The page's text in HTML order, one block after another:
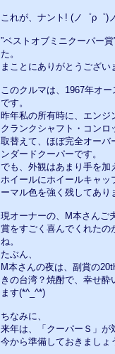
これが、ナント! (ノ゜ρ゜)
”ベストオブミニクーパー
た。
まことにありがとうござい
このクルマは、1967年オ
です。
昨年私の所有時に、エンジ
クランクシャフト・コンロ
取替えて、ほぼ完全オーバ
ンダードクーパーです。
でも、外観はあまり手を加
ホイールにホイールキャッ
ーマル色を強く残してあり
現オーナーの、M本さんご
賞をすごく喜んでくれたの
ね。
たぶん、
M本さんの夜は、副賞の
きの台湾？焼酎で、幸せ
ます(*^_^*)
ちなみに、
来年は、「クーパーＳ」が
今から準備しておきましょ